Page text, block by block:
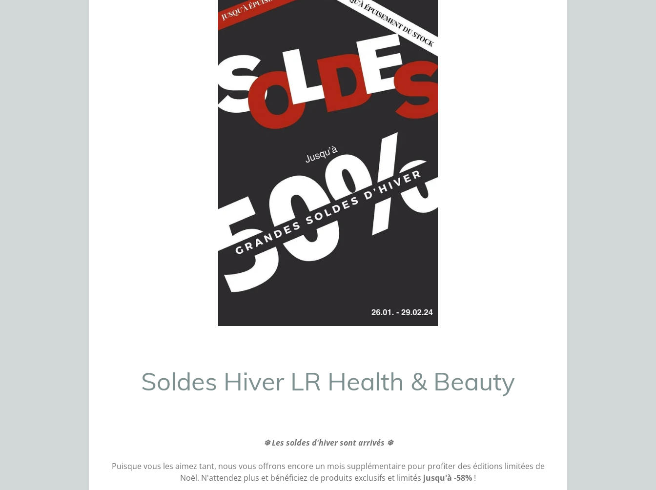
Soldes Hiver LR Health & Beauty
❄ Les soldes d'hiver sont arrivés ❄
Puisque vous les aimez tant, nous vous offrons encore un mois supplémentaire pour profiter des éditions limitées de
Noël. N'attendez plus et bénéficiez de produits exclusifs et limités jusqu'à -58% !